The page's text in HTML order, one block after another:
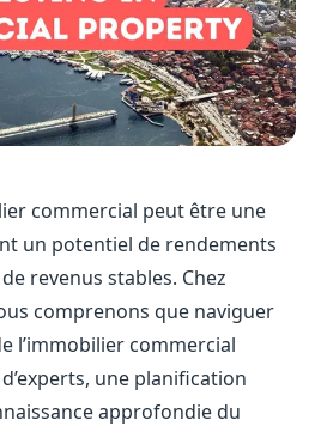
commercial peut être une
un potentiel de rendements
revenus stables. Chez
comprenons que naviguer
l’immobilier commercial
une planification
approfondie du